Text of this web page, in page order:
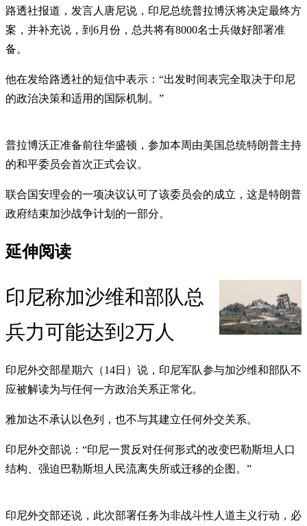
路透社报道，发言人唐尼说，印尼总统普拉博沃将决定最终方
案，并补充说，到6月份，总共将有8000名士兵做好部署准
备。
他在发给路透社的短信中表示：“出发时间表完全取决于印尼
的政治决策和适用的国际机制。”
普拉博沃正准备前往华盛顿，参加本周由美国总统特朗普主持
的和平委员会首次正式会议。
联合国安理会的一项决议认可了该委员会的成立，这是特朗普
政府结束加沙战争计划的一部分。
延伸阅读
印尼称加沙维和部队总
兵力可能达到2万人
印尼外交部星期六（14日）说，印尼军队参与加沙维和部队不
应被解读为与任何一方政治关系正常化。
雅加达不承认以色列，也不与其建立任何外交关系。
印尼外交部说：“印尼一贯反对任何形式的改变巴勒斯坦人口
结构、强迫巴勒斯坦人民流离失所或迁移的企图。”
印尼外交部还说，此次部署任务为非战斗性人道主义行动，必